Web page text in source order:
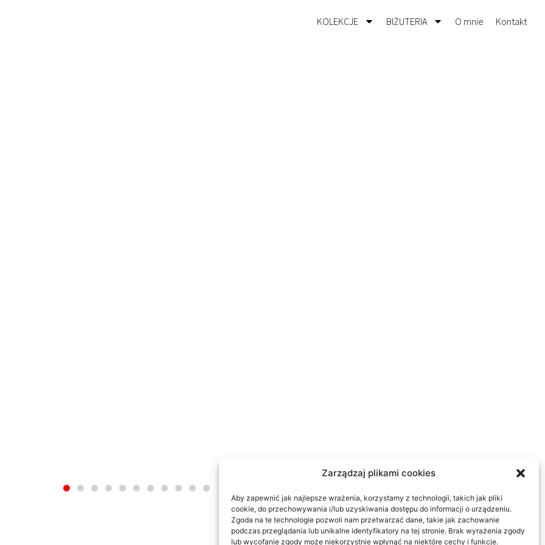
Zarządzaj plikami cookies
Aby zapewnić jak najlepsze wrażenia, korzystamy z technologii, takich jak pliki
cookie, do przechowywania i/lub uzyskiwania dostępu do informacji o urządzeniu.
Zgoda na te technologie pozwoli nam przetwarzać dane, takie jak zachowanie
podczas przeglądania lub unikalne identyfikatory na tej stronie. Brak wyrażenia zgody
lub wycofanie zgody może niekorzystnie wpłynąć na niektóre cechy i funkcje.
KOLEKCJE BIŻUTERIA O mnie Kontakt
kolekcja